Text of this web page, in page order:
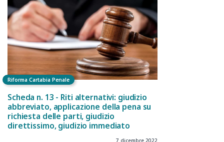
Riforma Cartabia Penale
Scheda n. 13 - Riti alternativi: giudizio
abbreviato, applicazione della pena su
richiesta delle parti, giudizio
direttissimo, giudizio immediato